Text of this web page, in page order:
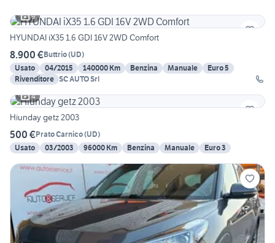
9
HYUNDAI iX35 1.6 GDI 16V 2WD Comfort
8.900 €Buttrio(UD)
Usato
04/2015 140000 Km Benzina Manuale
Euro 5
Rivenditore SC AUTO Srl
4
Hiunday getz 2003
500 €Prato Carnico(UD)
Usato
03/2003 96000 Km Benzina Manuale Euro 3